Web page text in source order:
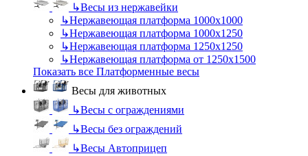
↳Весы из нержавейки
↳Нержавеющая платформа 1000х1000
↳Нержавеющая платформа 1000х1250
↳Нержавеющая платформа 1250х1250
↳Нержавеющая платформа от 1250х1500
Показать все Платформенные весы
Весы для животных
↳Весы с ограждениями
↳Весы без ограждений
↳Весы Автоприцеп